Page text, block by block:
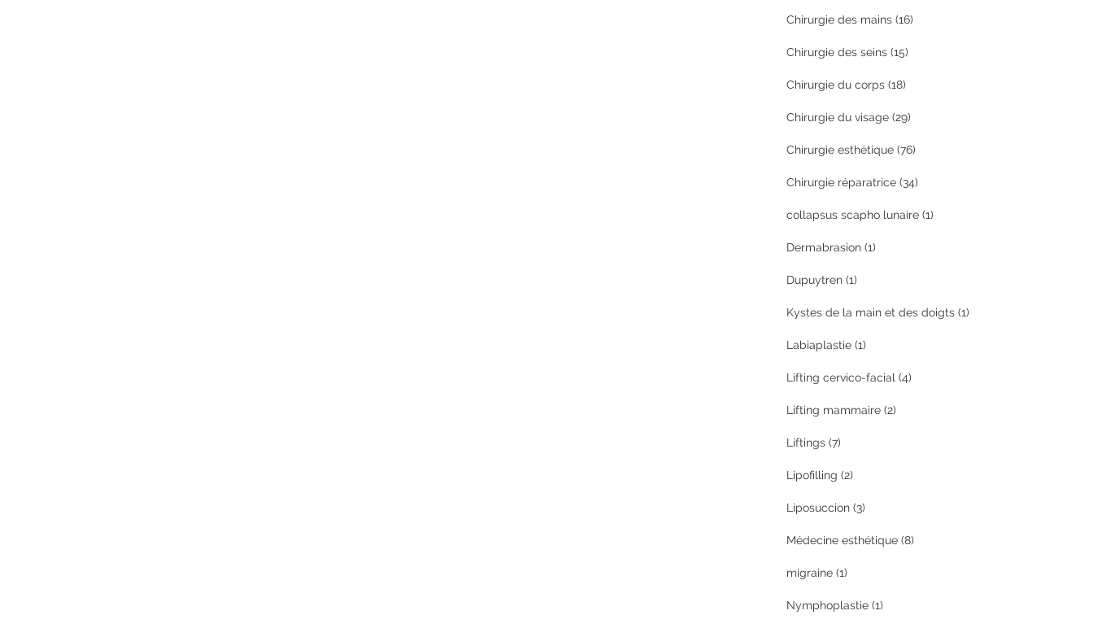
Chirurgie des mains (16)
Chirurgie des seins (15)
Chirurgie du corps (18)
Chirurgie du visage (29)
Chirurgie esthétique (76)
Chirurgie réparatrice (34)
collapsus scapho lunaire (1)
Dermabrasion (1)
Dupuytren (1)
Kystes de la main et des doigts (1)
Labiaplastie (1)
Lifting cervico-facial (4)
Lifting mammaire (2)
Liftings (7)
Lipofilling (2)
Liposuccion (3)
Médecine esthétique (8)
migraine (1)
Nymphoplastie (1)